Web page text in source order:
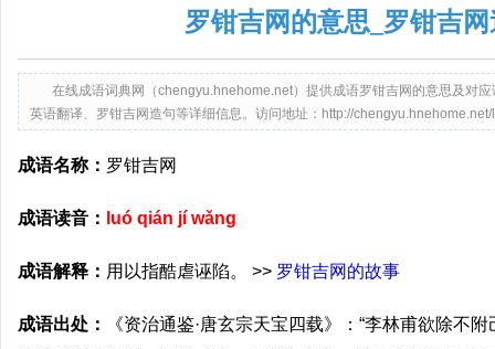
罗钳吉网的意思_罗钳吉
在线成语词典网（chengyu.hnehome.net）提供成语罗钳吉网的意思及对
英语翻译、罗钳吉网造句等详细信息。访问地址：http://
成语名称： 罗钳吉网
成语读音： luó qián jí wǎng
成语解释： 用以指酷虐诬陷。 >> 罗钳吉网的故事
成语出处：
《资治通鉴·唐玄宗天宝四载》：“李林甫欲除不